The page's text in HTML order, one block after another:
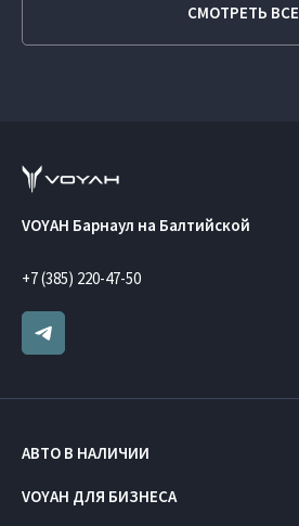
СМОТРЕТЬ ВСЕ
VOYAH Барнаул на Балтийской
+7 (385) 220-47-50
АВТО В НАЛИЧИИ
VOYAH ДЛЯ БИЗНЕСА